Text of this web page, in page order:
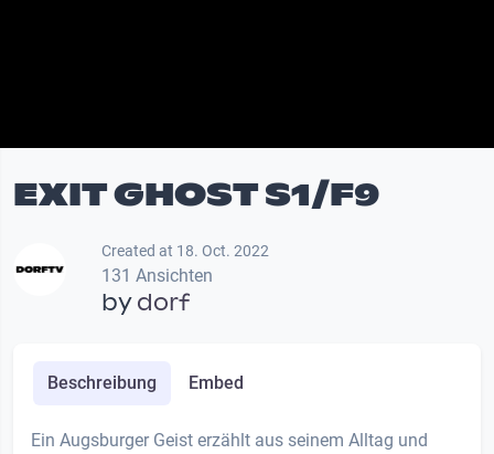
EXIT GHOST S1/F9
Created at 18. Oct. 2022
131 Ansichten
bydorf
Beschreibung Embed
Ein Augsburger Geist erzählt aus seinem Alltag und